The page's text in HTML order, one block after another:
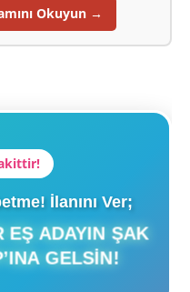
Okuyun →
İlanını Ver;
EŞ ADAYIN ŞAK
GELSIN!